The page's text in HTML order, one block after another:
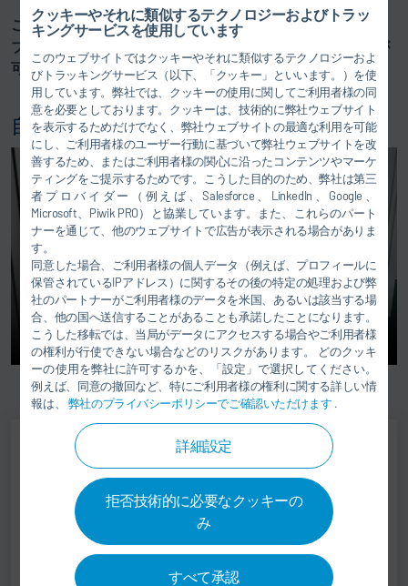
クッキーやそれに類似するテクノロジーおよびトラッ
キングサービスを使用しています
このウェブサイトではクッキーやそれに類似するテクノロジーおよ
びトラッキングサービス（以下、「クッキー」といいます。）を使
用しています。弊社では、クッキーの使用に関してご利用者様の同
意を必要としております。クッキーは、技術的に弊社ウェブサイト
を表示するためだけでなく、弊社ウェブサイトの最適な利用を可能
にし、ご利用者様のユーザー行動に基づいて弊社ウェブサイトを改
善するため、またはご利用者様の関心に沿ったコンテンツやマーケ
ティングをご提示するためです。こうした目的のため、弊社は第三
者プロバイダー（例えば、Salesforce、LinkedIn、Google、
Microsoft、Piwik PRO）と協業しています。また、これらのパート
ナーを通じて、他のウェブサイトで広告が表示される場合がありま
す。
同意した場合、ご利用者様の個人データ（例えば、プロフィールに
保管されているIPアドレス）に関するその後の特定の処理および弊
社のパートナーがご利用者様のデータを米国、あるいは該当する場
合、他の国へ送信することがあることも承諾したことになります。
こうした移転では、当局がデータにアクセスする場合やご利用者様
の権利が行使できない場合などのリスクがあります。 どのクッキ
ーの使用を弊社に許可するかを、「設定」で選択してください。
例えば、同意の撤回など、特にご利用者様の権利に関する詳しい情
報は、 弊社のプライバシーポリシーでご確認いただけます .
詳細設定
拒否技術的に必要なクッキーの
み
すべて承認
これにより、お客様のラインでの最終検査も最新のドライ
ブ・アシストに対する包括的で柔軟な検査に備えることが
可能になります。
自動運転
Jörg Neumann
END OF LINE, PASSENGER
VEHICLE TESTING
+49 6898 692-0